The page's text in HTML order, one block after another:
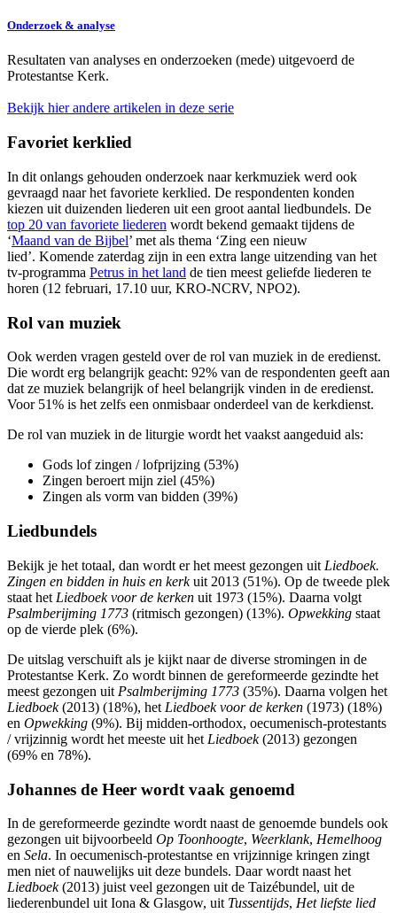
Onderzoek & analyse
Resultaten van analyses en onderzoeken (mede) uitgevoerd de
Protestantse Kerk.
Bekijk hier andere artikelen in deze serie
Favoriet kerklied
In dit onlangs gehouden onderzoek naar kerkmuziek werd ook
gevraagd naar het favoriete kerklied. De respondenten konden
kiezen uit duizenden liederen uit een groot aantal liedbundels. De
top 20 van favoriete liederen wordt bekend gemaakt tijdens de
‘Maand van de Bijbel’ met als thema ‘Zing een nieuw
lied’. Komende zaterdag zijn in een extra lange uitzending van het
tv-programma Petrus in het land de tien meest geliefde liederen te
horen (12 februari, 17.10 uur, KRO-NCRV, NPO2).
Rol van muziek
Ook werden vragen gesteld over de rol van muziek in de eredienst.
Die wordt erg belangrijk geacht: 92% van de respondenten geeft aan
dat ze muziek belangrijk of heel belangrijk vinden in de eredienst.
Voor 51% is het zelfs een onmisbaar onderdeel van de kerkdienst.
De rol van muziek in de liturgie wordt het vaakst aangeduid als:
Gods lof zingen / lofprijzing (53%)
Zingen beroert mijn ziel (45%)
Zingen als vorm van bidden (39%)
Liedbundels
Bekijk je het totaal, dan wordt er het meest gezongen uit Liedboek.
Zingen en bidden in huis en kerkuit 2013 (51%). Op de tweede plek
staat het Liedboek voor de kerken uit 1973 (15%). Daarna volgt
Psalmberijming 1773 (ritmisch gezongen) (13%). Opwekking staat
op de vierde plek (6%).
De uitslag verschuift als je kijkt naar de diverse stromingen in de
Protestantse Kerk. Zo wordt binnen de gereformeerde gezindte het
meest gezongen uit Psalmberijming 1773 (35%). Daarna volgen het
Liedboek(2013) (18%), het Liedboek voor de kerken (1973) (18%)
en Opwekking (9%). Bij midden-orthodox, oecumenisch-protestants
/ vrijzinnig wordt het meeste uit het Liedboek(2013) gezongen
(69% en 78%).
Johannes de Heer wordt vaak genoemd
In de gereformeerde gezindte wordt naast de genoemde bundels ook
gezongen uit bijvoorbeeld Op Toonhoogte, Weerklank, Hemelhoog
en Sela. In oecumenisch-protestantse en vrijzinnige kringen zingt
men niet of nauwelijks uit deze bundels. Daar wordt naast het
Liedboek(2013) juist veel gezongen uit de Taizébundel, uit de
liederenbundel uit Iona & Glasgow, uit Tussentijds, Het liefste lied